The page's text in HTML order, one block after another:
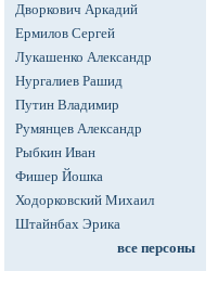
Дворкович Аркадий
Ермилов Сергей
Лукашенко Александр
Нургалиев Рашид
Путин Владимир
Румянцев Александр
Рыбкин Иван
Фишер Йошка
Ходорковский Михаил
Штайнбах Эрика
все персоны